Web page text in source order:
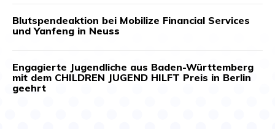
Blutspendeaktion bei Mobilize Financial Services
und Yanfeng in Neuss
Engagierte Jugendliche aus Baden-Württemberg
mit dem CHILDREN JUGEND HILFT Preis in Berlin
geehrt